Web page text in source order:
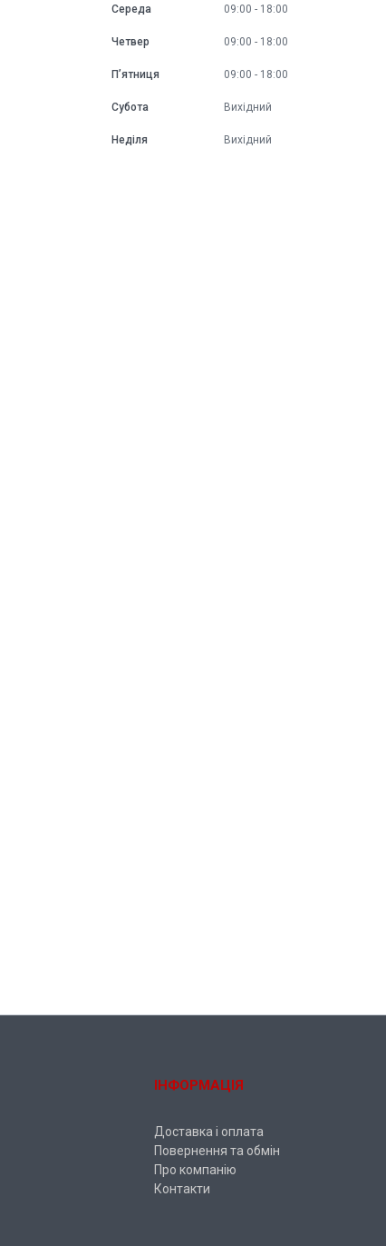
Середа 09:00 18:00
Четвер 09:00 18:00
Пʼятниця 09:00 18:00
Субота Вихідний
Неділя Вихідний
ІНФОРМАЦІЯ
Доставка і оплата
Повернення та обмін
Про компанію
Контакти